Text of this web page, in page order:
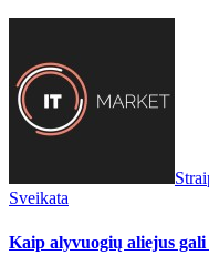
Sveikata
Kaip alyvuogių aliejus